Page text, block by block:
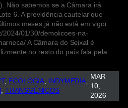
Não sabemos se a Câmara irá
6. A providência cautelar que
meses já não está em vigor.
2024/01/30/demolicoes-na-
A Câmara do Seixal é
no resto do país fala pela
, ECOLOGIA, INDYMEDIA
, TRANSGÉNICOS
MAR
10,
2026